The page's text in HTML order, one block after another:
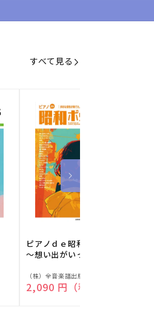
すべて見る
ピアノｄｅ昭和ポップス
～想い出がいっぱい～
販
売
（株）全音楽譜出版社
通常価格
2,090 円（税込）